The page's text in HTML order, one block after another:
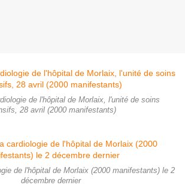
de l'hôpital de Morlaix, l'unité de soins
28 avril (2000 manifestants)
de l'hôpital de Morlaix (2000 manifestants) le 2
décembre dernier